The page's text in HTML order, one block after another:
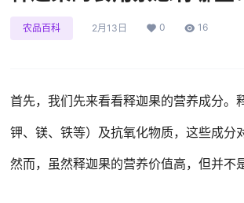
农品百科 2月13日 0 16
首先，我们先来看看释迦果的营养成分
钾、镁、铁等）及抗氧化物质，这些成
然而，虽然释迦果的营养价值高，但并不